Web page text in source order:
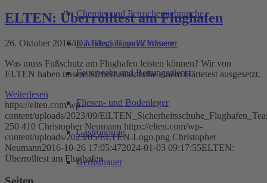
Chemie- und Petrochemiebranche
Dachdecker und Zimmerer
Feuerwehr und Rettungsdienst
Fliesen- und Bodenleger
Gastronomie
Gerüstbauer
ELTEN: Überrolltest am Flughafen
26. Oktober 2016/in2-Blog,Tipps & Wissen
Was muss Fußschutz am Flughafen leisten können? Wir von
ELTEN haben unsere Sicherheitsschuhe einem Härtetest ausgesetzt.
Weiterlesen
https://elten.com/wp-
content/uploads/2023/09/
250 410 Christopher Neumann https://elten.com/wp-
content/uploads/2023/05/ELTEN-Logo.png Christopher
Neumann2016-10-26 17:05:472024-01-03 09:17:55ELTEN:
Überrolltest am Flughafen